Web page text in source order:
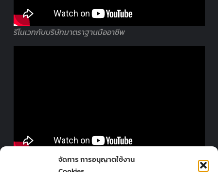
จัดการ การอนุญาตใช้งาน
รีโนเวทกับบริษัทมาตราฐานมืออาชีพ
ออกแบบร้านโดยมืออาชีพ